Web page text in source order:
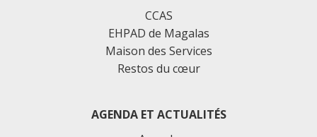
CCAS
EHPAD de Magalas
Maison des Services
Restos du cœur
AGENDA ET ACTUALITÉS